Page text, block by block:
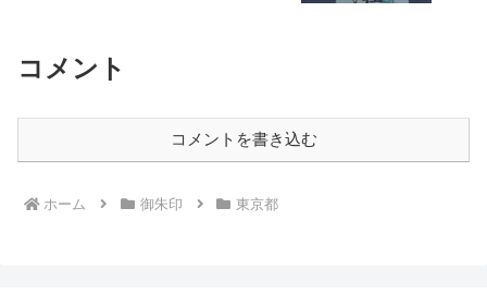
コメント
コメントを書き込む
ホーム 御朱印 東京都